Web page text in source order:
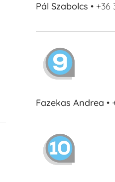
Pál Szabolcs • +36
Fazekas Andrea •